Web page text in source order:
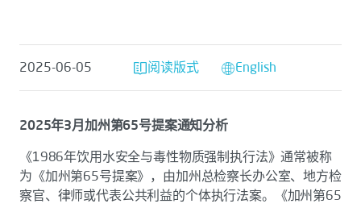
2025-06-05 阅读版式 English
2025年3月加州第65号提案通知分析
《1986年饮用水安全与毒性物质强制执行法》通常被称
为《加州第65号提案》，由加州总检察长办公室、地方检
察官、律师或代表公共利益的个体执行法案。《加州第65